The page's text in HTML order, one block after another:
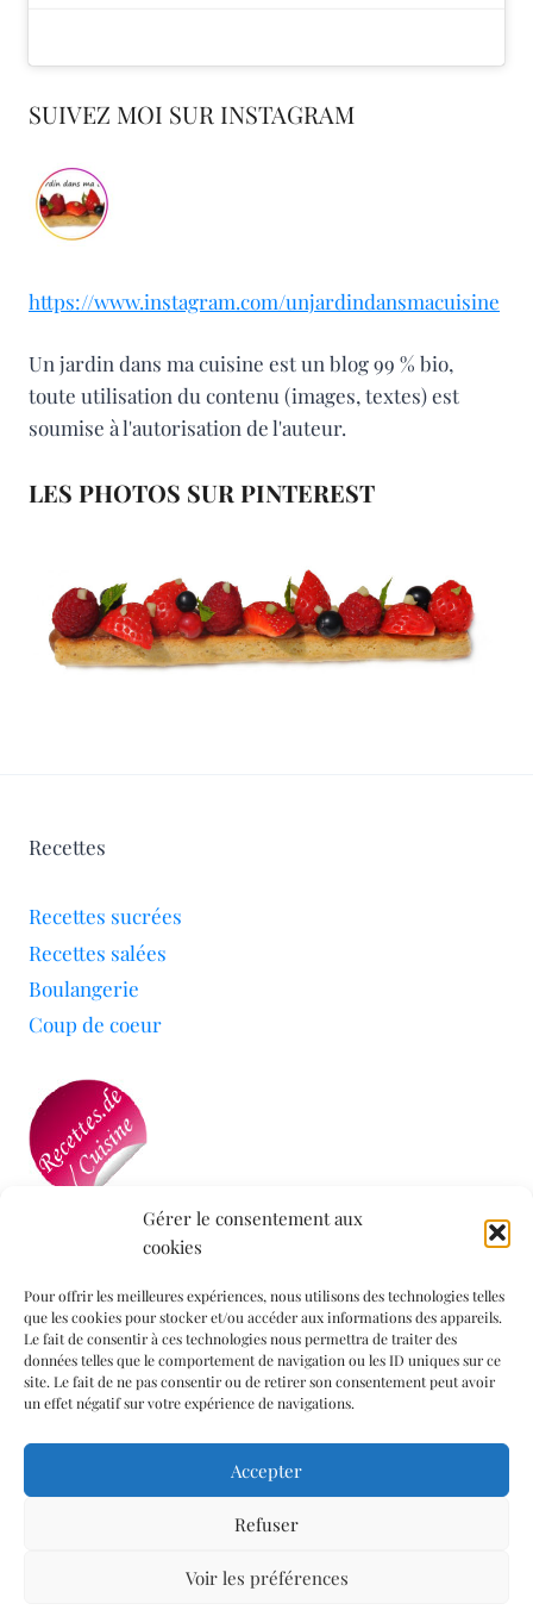
Gérer le consentement aux
cookies
Pour offrir les meilleures expériences, nous utilisons des technologies telles
que les cookies pour stocker et/ou accéder aux informations des appareils.
Le fait de consentir à ces technologies nous permettra de traiter des
données telles que le comportement de navigation ou les ID uniques sur ce
site. Le fait de ne pas consentir ou de retirer son consentement peut avoir
un effet négatif sur votre expérience de navigations.
Accepter
Refuser
Voir les préférences
SUIVEZ MOI SUR INSTAGRAM
https://www.instagram.com/unjardindansmacuisine
Un jardin dans ma cuisine est un blog 99 % bio,
toute utilisation du contenu (images, textes) est
soumise à l'autorisation de l'auteur.
LES PHOTOS SUR PINTEREST
Recettes
Recettes sucrées
Recettes salées
Boulangerie
Coup de coeur
Mon blog a été sélectionné par le site
Informations légales
Mentions légales
Politique de confidentialité
Politique de cookies (UE)